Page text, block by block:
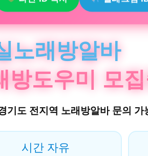
노래방알바
방도우미 모
기도 전지역 노래방알바 문의 가
시간 자유